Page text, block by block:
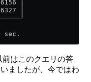
│
│
sec.
はこのクエリの答
ましたが、今ではわ